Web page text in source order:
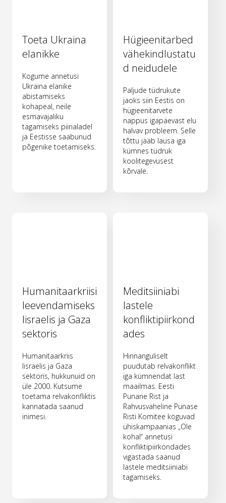
Toeta Ukraina
elanikke
Kogume annetusi
Ukraina elanike
abistamiseks
kohapeal, neile
esmavajaliku
tagamiseks piirialadel
ja Eestisse saabunud
põgenike toetamiseks.
Hügieenitarbed
vähekindlustatu
d neidudele
Paljude tüdrukute
jaoks siin Eestis on
hügieenitarvete
nappus igapäevast elu
halvav probleem. Selle
tõttu jääb lausa iga
kümnes tüdruk
koolitegevusest
kõrvale.
Humanitaarkriisi
leevendamiseks
Iisraelis ja Gaza
sektoris
Humanitaarkriis
Iisraelis ja Gaza
sektoris, hukkunuid on
üle 2000. Kutsume
toetama relvakonfliktis
kannatada saanud
inimesi.
Meditsiiniabi
lastele
konfliktipiirkond
ades
Hinnanguliselt
puudutab relvakonflikt
iga kümnendat last
maailmas. Eesti
Punane Rist ja
Rahvusvaheline Punase
Risti Komitee koguvad
ühiskampaanias „Ole
kohal“ annetusi
konfliktipiirkondades
vigastada saanud
lastele meditsiiniabi
tagamiseks.